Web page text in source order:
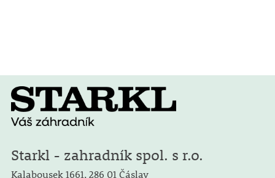
Starkl - zahradník spol. s r.o.
Kalabousek 1661, 286 01 Čáslav